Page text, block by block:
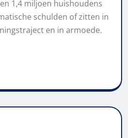
1,4 miljoen huishoudens
schulden of zitten in
en in armoede.